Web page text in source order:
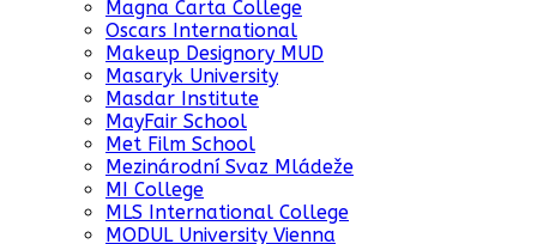
Magna Carta College
Oscars International
Makeup Designory MUD
Masaryk University
Masdar Institute
MayFair School
Met Film School
Mezinárodní Svaz Mládeže
MI College
MLS International College
MODUL University Vienna